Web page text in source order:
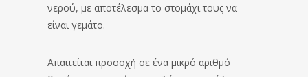
νερού, με αποτέλεσμα το στομάχι τους να
είναι γεμάτο.
Απαιτείται προσοχή σε ένα μικρό αριθμό